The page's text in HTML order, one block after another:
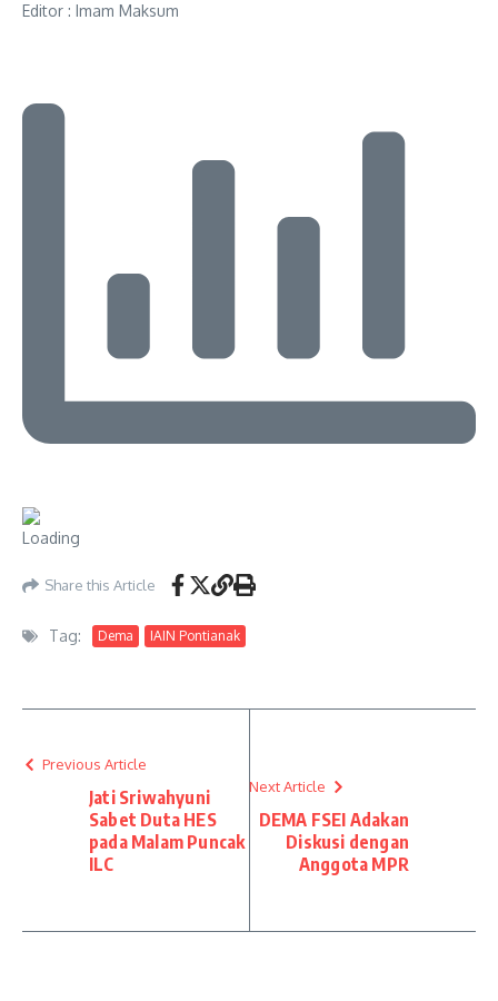
Editor : Imam Maksum
Share this Article
Tag: Dema IAIN Pontianak
Previous Article
Jati Sriwahyuni
Sabet Duta HES
pada Malam Puncak
ILC
Next Article
DEMA FSEI Adakan
Diskusi dengan
Anggota MPR